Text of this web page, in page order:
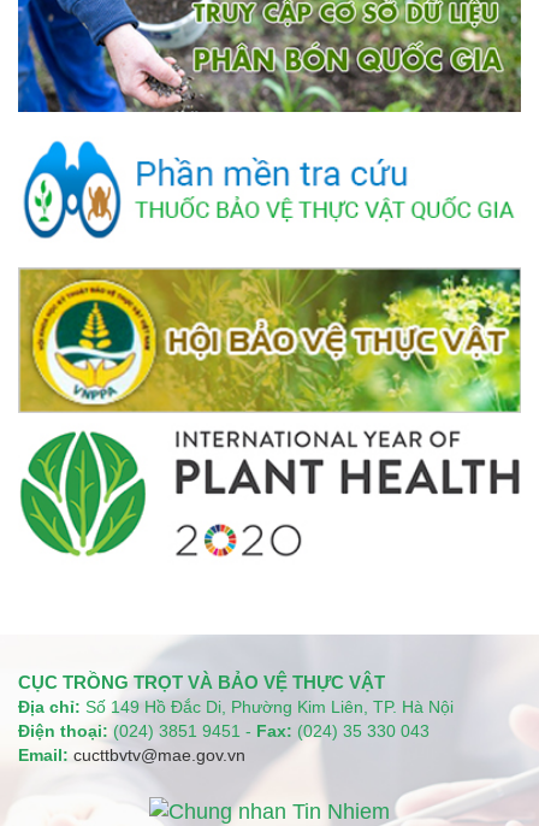
CỤC TRỒNG TRỌT VÀ BẢO VỆ THỰC VẬT
Địa chỉ: Số 149 Hồ Đắc Di, Phường Kim Liên, TP. Hà Nội
Điện thoại: (024) 3851 9451 - Fax: (024) 35 330 043
Email: cucttbvtv@mae.gov.vn